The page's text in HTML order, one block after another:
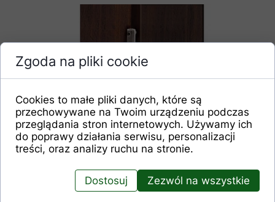
Regulowane trzy zawiasy 2-czopowe
(drzwi przylgowe).
Zgoda na pliki cookie
Cookies to małe pliki danych, które są
przechowywane na Twoim urządzeniu podczas
przeglądania stron internetowych. Używamy ich
do poprawy działania serwisu, personalizacji
treści, oraz analizy ruchu na stronie.
Dostosuj Zezwól na wszystkie